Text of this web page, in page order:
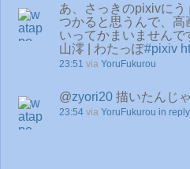
あ、さっきのpixivに
つかると思うんで、高
いってかまいませんで
山澪 | わたっぽ#pixiv
23:51 via YoruFukurou
@zyori20 描いたんじ
23:54 via YoruFukurou in